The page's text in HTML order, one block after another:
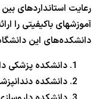
رعایت استانداردهای
آموزشهای باکیفیتی را
دانشکده‌های این
دانشکده پزشکی
دانشکده